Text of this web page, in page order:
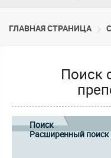
ГЛАВНАЯ СТРАНИЦА
Поиск
Поиск
Расширенный поиск